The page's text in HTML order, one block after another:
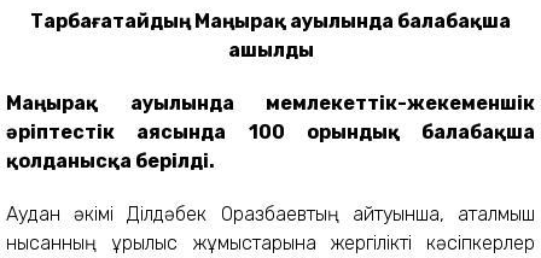
Тарбағатайдың Маңырақ ауылында балабақша
ашылды
Маңырақ ауылында мемлекеттік-жекеменшік
әріптестік аясында 100 орындық балабақша
қолданысқа берілді.
Аудан әкімі Ділдәбек Оразбаевтың айтуынша, аталмыш
нысанның құрылыс жұмыстарына жергілікті кәсіпкерлер